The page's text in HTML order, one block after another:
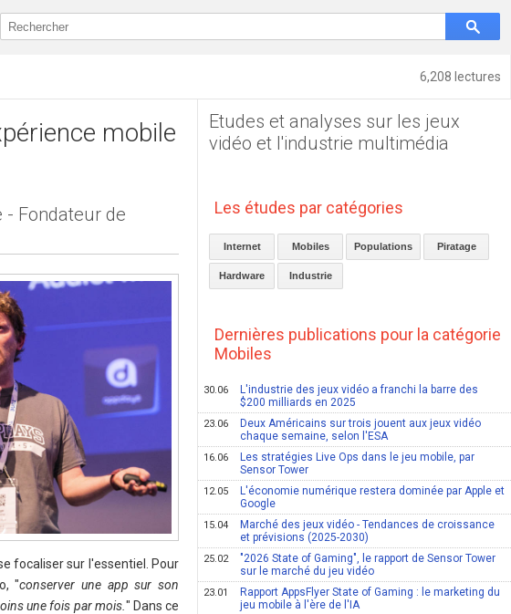
6,208 lectures
mobile
- Fondateur de
focaliser sur l'essentiel. Pour
"conserver une app sur son
une fois par mois. " Dans ce
Etudes et analyses sur les jeux
vidéo et l'industrie multimédia
Les études par catégories
Internet Mobiles Populations Piratage
Hardware Industrie
Dernières publications pour la catégorie
Mobiles
30.06
L'industrie des jeux vidéo a franchi la barre des
$200 milliards en 2025
23.06
Deux Américains sur trois jouent aux jeux vidéo
chaque semaine, selon l'ESA
16.06
Les stratégies Live Ops dans le jeu mobile, par
Sensor Tower
12.05
L'économie numérique restera dominée par Apple et
Google
15.04
Marché des jeux vidéo - Tendances de croissance
et prévisions (2025-2030)
25.02
"2026 State of Gaming", le rapport de Sensor Tower
sur le marché du jeu vidéo
23.01
Rapport AppsFlyer State of Gaming : le marketing du
jeu mobile à l'ère de l'IA